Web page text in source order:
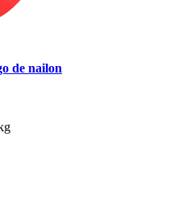
de nailon